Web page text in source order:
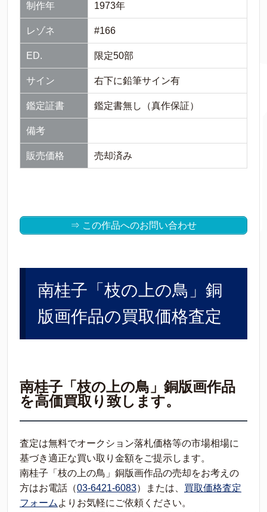
制作年 1973年
レゾネ #166
ED. 限定50部
サイン 右下に鉛筆サイン有
鑑定証書 鑑定書無し（真作保証）
備考
販売価格 売却済み
⇒ この作品へのお問い合わせ
南桂子「枝の上の鳥」銅
版画作品の買取価格査定
南桂子「枝の上の鳥」銅版画作品
を高価買取り致します。
査定は無料でオークション落札価格等の市場相場に
基づき適正な買い取り金額をご提示します。
南桂子「枝の上の鳥」銅版画作品の売却をお考えの
方はお電話（03-6421-6083）または、 買取価格査定
フォーム よりお気軽にご依頼ください。